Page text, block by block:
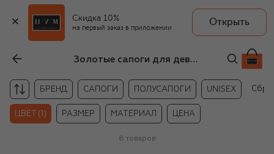
Скидка 10%
на первый заказ в приложении
Открыть
Золотые сапоги для девочек
БРЕНД САПОГИ ПОЛУСАПОГИ UNISEX
ЦВЕТ (1) РАЗМЕР МАТЕРИАЛ ЦЕНА
8 товаров